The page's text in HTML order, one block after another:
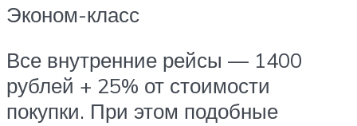
Эконом-класс
Все внутренние рейсы — 1400
рублей + 25% от стоимости
покупки. При этом подобные